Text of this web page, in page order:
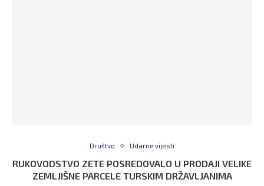
Društvo Udarne vijesti
RUKOVODSTVO ZETE POSREDOVALO U PRODAJI VELIKE
ZEMLJIŠNE PARCELE TURSKIM DRŽAVLJANIMA